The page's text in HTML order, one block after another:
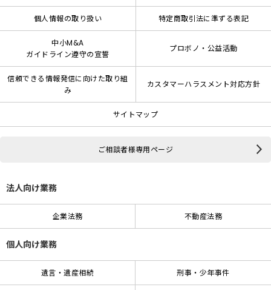
個人情報の取り扱い 特定商取引法に準ずる表記
中小M&A
ガイドライン遵守の宣誓
プロボノ・公益活動
信頼できる情報発信に向けた取り組
み
カスタマーハラスメント対応方針
サイトマップ
ご相談者様専用ページ
法人向け業務
企業法務 不動産法務
個人向け業務
遺言・遺産相続 刑事・少年事件